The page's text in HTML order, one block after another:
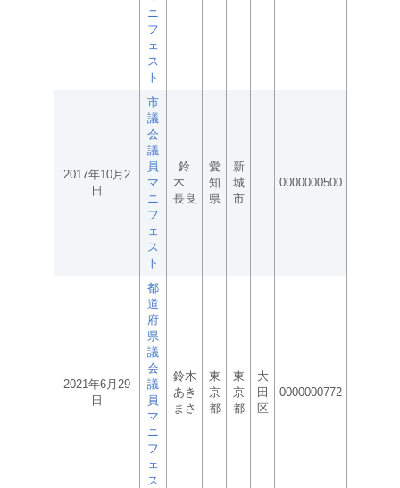
ニ
フ
ェ
ス
ト
2017年10月2
日
市
議
会
議
員
マ
ニ
フ
ェ
ス
ト
鈴
木
長良
愛
知
県
新
城
市
0000000500
2021年6月29
日
都
道
府
県
議
会
議
員
マ
ニ
フ
ェ
ス
鈴木
あき
まさ
東
京
都
東
京
都
大
田
区
0000000772